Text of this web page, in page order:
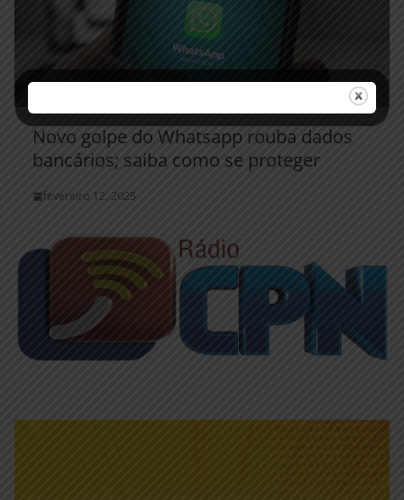
Novo golpe do Whatsapp rouba dados
bancários; saiba como se proteger
fevereiro 12, 2025